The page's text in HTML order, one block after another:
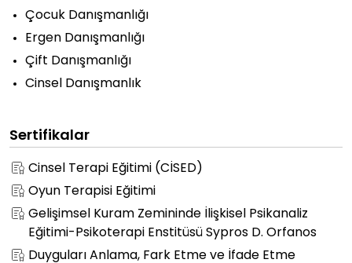
Çocuk Danışmanlığı
Ergen Danışmanlığı
Çift Danışmanlığı
Cinsel Danışmanlık
Sertifikalar
Cinsel Terapi Eğitimi (CİSED)
Oyun Terapisi Eğitimi
Gelişimsel Kuram Zemininde İlişkisel Psikanaliz
Eğitimi-Psikoterapi Enstitüsü Sypros D. Orfanos
Duyguları Anlama, Fark Etme ve İfade Etme